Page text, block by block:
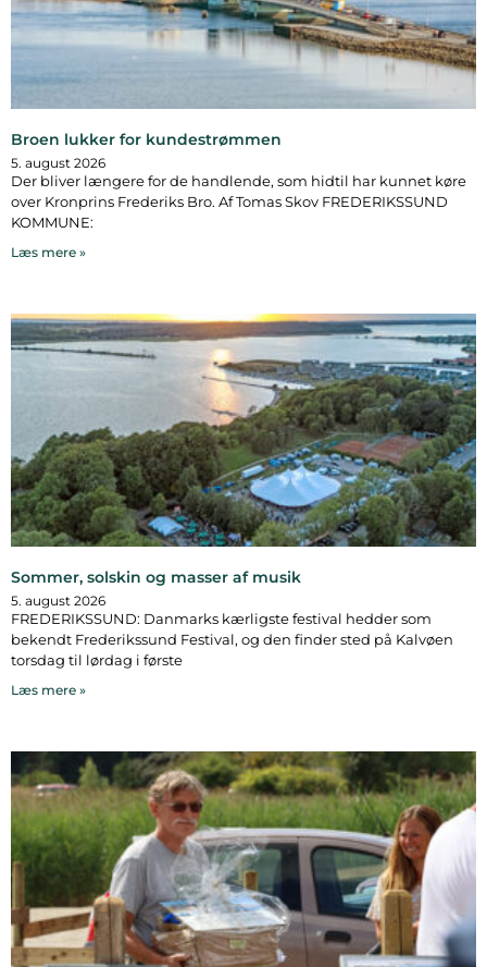
Broen lukker for kundestrømmen
5. august 2026
Der bliver længere for de handlende, som hidtil har kunnet køre
over Kronprins Frederiks Bro. Af Tomas Skov FREDERIKSSUND
KOMMUNE:
Læs mere »
Sommer, solskin og masser af musik
5. august 2026
FREDERIKSSUND: Danmarks kærligste festival hedder som
bekendt Frederikssund Festival, og den finder sted på Kalvøen
torsdag til lørdag i første
Læs mere »